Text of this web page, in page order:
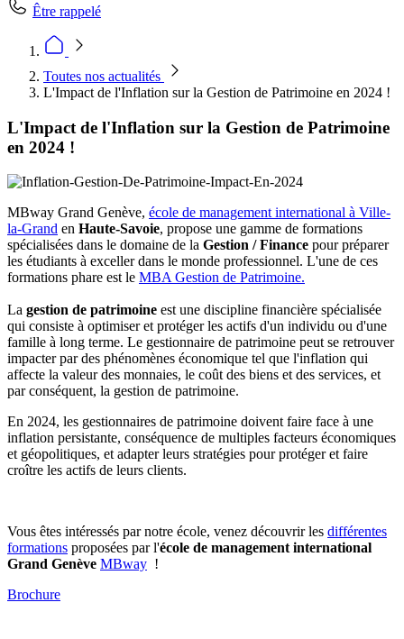
Être rappelé
Toutes nos actualités
L'Impact de l'Inflation sur la Gestion de Patrimoine en 2024 !
L'Impact de l'Inflation sur la Gestion de Patrimoine
en 2024 !
MBway Grand Genève, école de management international à Ville-
la-Grand en Haute-Savoie, propose une gamme de formations
spécialisées dans le domaine de la Gestion / Finance pour préparer
les étudiants à exceller dans le monde professionnel. L'une de ces
formations phare est le MBA Gestion de Patrimoine.
La gestion de patrimoine est une discipline financière spécialisée
qui consiste à optimiser et protéger les actifs d'un individu ou d'une
famille à long terme. Le gestionnaire de patrimoine peut se retrouver
impacter par des phénomènes économique tel que l'inflation qui
affecte la valeur des monnaies, le coût des biens et des services, et
par conséquent, la gestion de patrimoine.
En 2024, les gestionnaires de patrimoine doivent faire face à une
inflation persistante, conséquence de multiples facteurs économiques
et géopolitiques, et adapter leurs stratégies pour protéger et faire
croître les actifs de leurs clients.
Vous êtes intéressés par notre école, venez découvrir les différentes
formations proposées par l'école de management international
Grand Genève MBway !
Brochure